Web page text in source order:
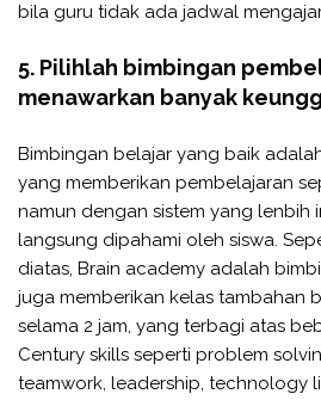
bila guru tidak ada jadwal
5. Pilihlah bimbingan
menawarkan banyak
Bimbingan belajar yang baik
yang memberikan pembelajaran
namun dengan sistem yang lenbih
langsung dipahami oleh siswa.
diatas, Brain academy adalah
juga memberikan kelas tambahan
selama 2 jam, yang terbagi atas
Century skills seperti problem
teamwork, leadership, technology